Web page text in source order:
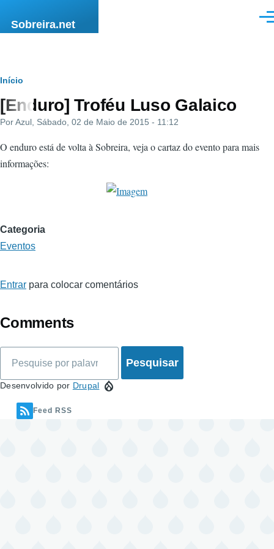
Sobreira.net
Navegação
estrutural
Início
[Enduro] Troféu Luso Galaico
PorAzul , Sábado, 02 de Maio de 2015 - 11:12
O enduro está de volta à Sobreira, veja o cartaz do evento para mais
informações:
Categoria
Eventos
Entrar para colocar comentários
Comments
Desenvolvido por Drupal
Feed RSS